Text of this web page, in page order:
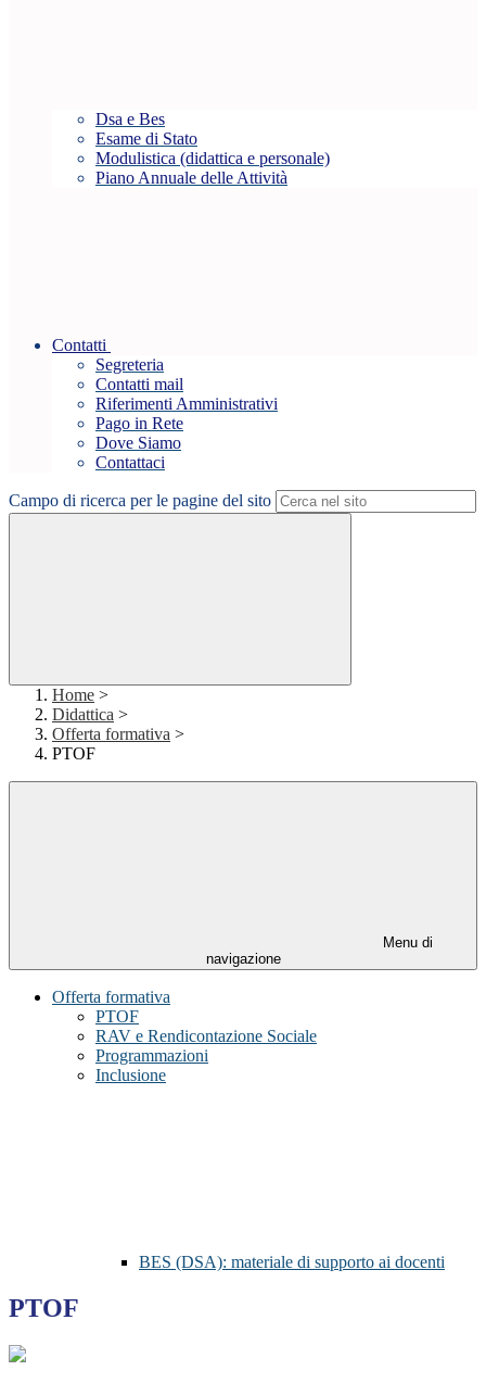
Dsa e Bes
Esame di Stato
Modulistica (didattica e personale)
Piano Annuale delle Attività
Contatti
Segreteria
Contatti mail
Riferimenti Amministrativi
Pago in Rete
Dove Siamo
Contattaci
Campo di ricerca per le pagine del sito
Home >
Didattica >
Offerta formativa >
PTOF
Menu di
navigazione
Offerta formativa
PTOF
RAV e Rendicontazione Sociale
Programmazioni
Inclusione
BES (DSA): materiale di supporto ai docenti
PTOF